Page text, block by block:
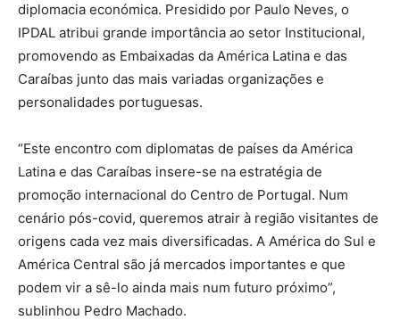
diplomacia económica. Presidido por Paulo Neves, o
IPDAL atribui grande importância ao setor Institucional,
promovendo as Embaixadas da América Latina e das
Caraíbas junto das mais variadas organizações e
personalidades portuguesas.
“Este encontro com diplomatas de países da América
Latina e das Caraíbas insere-se na estratégia de
promoção internacional do Centro de Portugal. Num
cenário pós-covid, queremos atrair à região visitantes de
origens cada vez mais diversificadas. A América do Sul e
América Central são já mercados importantes e que
podem vir a sê-lo ainda mais num futuro próximo”,
sublinhou Pedro Machado.